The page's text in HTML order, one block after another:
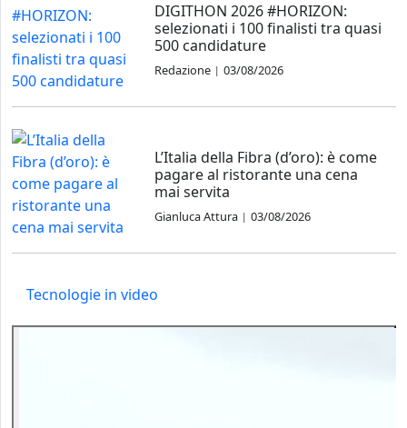
DIGITHON 2026 #HORIZON:
selezionati i 100 finalisti tra quasi
500 candidature
Redazione | 03/08/2026
L’Italia della Fibra (d’oro): è come
pagare al ristorante una cena
mai servita
Gianluca Attura | 03/08/2026
Tecnologie in video